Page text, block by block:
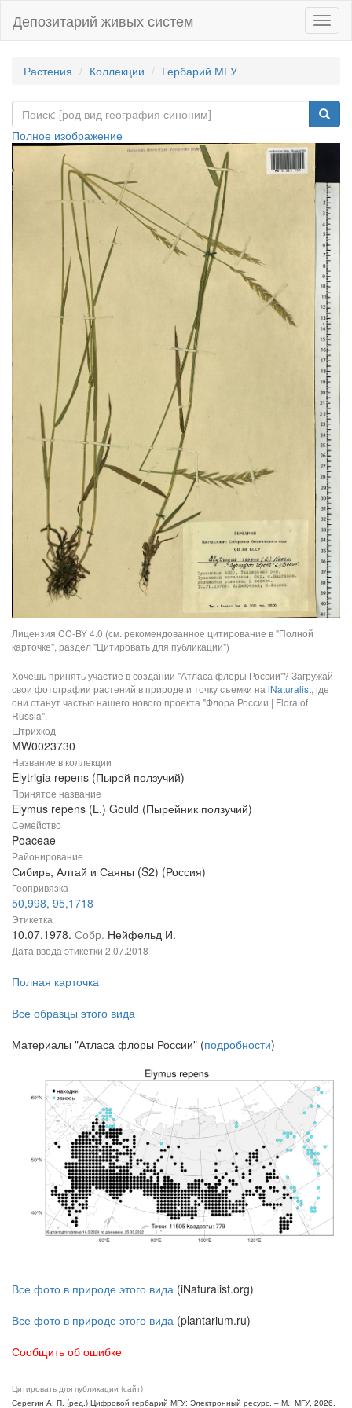
Депозитарий живых систем
Растения Коллекции Гербарий МГУ
Полное изображение
Лицензия CC-BY 4.0 (см. рекомендованное цитирование в "Полной
карточке", раздел "Цитировать для публикации")
Хочешь принять участие в создании "Атласа флоры России"? Загружай
свои фотографии растений в природе и точку съемки на iNaturalist, где
они станут частью нашего нового проекта "Флора России | Flora of
Russia".
Штрихкод
MW0023730
Название в коллекции
Elytrigia repens (Пырей ползучий)
Принятое название
Elymus repens (L.) Gould (Пырейник ползучий)
Семейство
Poaceae
Районирование
Сибирь, Алтай и Саяны (S2) (Россия)
Геопривязка
50,998, 95,1718
Этикетка
10.07.1978. Собр. Нейфельд И.
Дата ввода этикетки 2.07.2018
Полная карточка
Все образцы этого вида
Материалы "Атласа флоры России" (подробности)
Все фото в природе этого вида (iNaturalist.org)
Все фото в природе этого вида (plantarium.ru)
Сообщить об ошибке
Цитировать для публикации (сайт)
Серегин А. П. (ред.) Цифровой гербарий МГУ: Электронный ресурс. – М.: МГУ, 2026.